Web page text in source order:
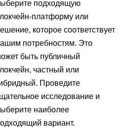
подходящую
платформу или
которое соответствует
потребностям. Это
быть публичный
частный или
Проведите
исследование и
наиболее
вариант.